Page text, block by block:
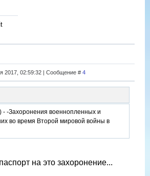
2017, 02:59:32 | Сообщение # 4
- -Захоронения военнопленных и
во время Второй мировой войны в
на это захоронение...